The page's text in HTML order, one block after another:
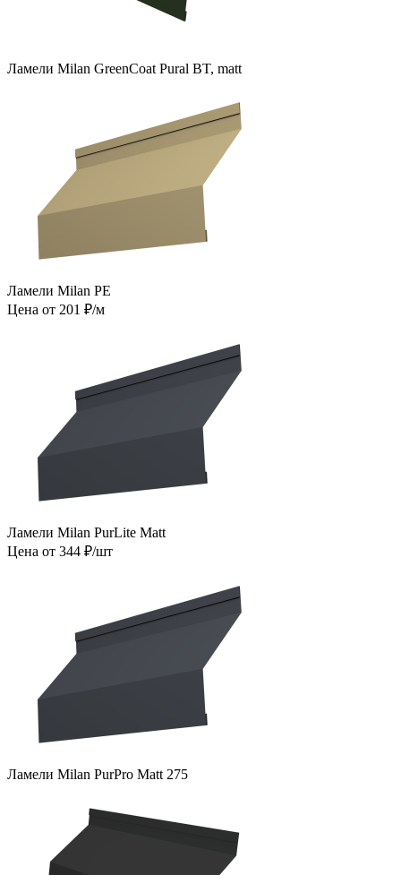
Ламели Milan GreenCoat Pural BT, matt
Ламели Milan PE
Цена от 201 ₽/м
Ламели Milan PurLite Matt
Цена от 344 ₽/шт
Ламели Milan PurPro Matt 275